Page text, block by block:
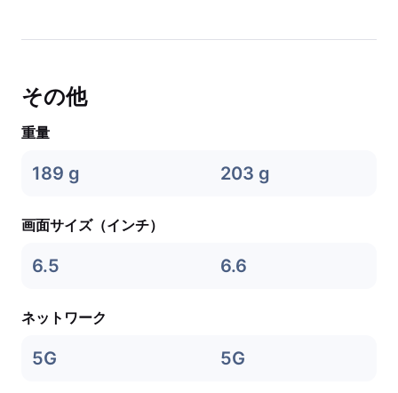
その他
重量
189 g 203 g
画面サイズ（インチ）
6.5 6.6
ネットワーク
5G 5G